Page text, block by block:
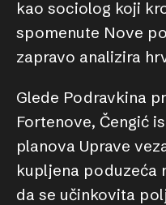
kao sociolog koji
spomenute Nove
zapravo analizira
Glede Podravkina
Fortenove, Čengić
planova Uprave
kupljena poduzeća
da se učinkovita